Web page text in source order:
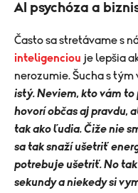
AI psychóza a
Často sa stretávame s
inteligenciou je lepšia
nerozumie. Šucha s tým
istý. Neviem, kto vám
hovorí občas aj pravdu,
tak ako ľudia. Čiže nie
sa tak snaží ušetriť
potrebuje ušetriť. No
sekundy a niekedy si